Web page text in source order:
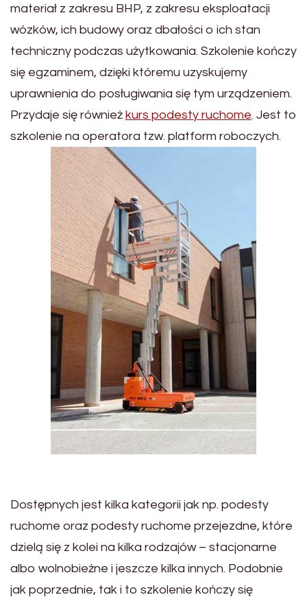
materiał z zakresu BHP, z zakresu eksploatacji
wózków, ich budowy oraz dbałości o ich stan
techniczny podczas użytkowania. Szkolenie kończy
się egzaminem, dzięki któremu uzyskujemy
uprawnienia do posługiwania się tym urządzeniem.
Przydaje się również kurs podesty ruchome. Jest to
szkolenie na operatora tzw. platform roboczych.
Dostępnych jest kilka kategorii jak np. podesty
ruchome oraz podesty ruchome przejezdne, które
dzielą się z kolei na kilka rodzajów – stacjonarne
albo wolnobieżne i jeszcze kilka innych. Podobnie
jak poprzednie, tak i to szkolenie kończy się